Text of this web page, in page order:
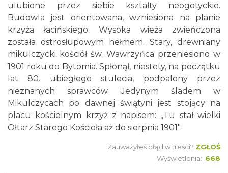
ulubione przez siebie kształty neogotyckie.
Budowla jest orientowana, wzniesiona na planie
krzyża łacińskiego. Wysoka wieża zwieńczona
została ostrosłupowym hełmem. Stary, drewniany
mikulczycki kościół św. Wawrzyńca przeniesiono w
1901 roku do Bytomia. Spłonął, niestety, na początku
lat 80. ubiegłego stulecia, podpalony przez
nieznanych sprawców. Jedynym śladem w
Mikulczycach po dawnej świątyni jest stojący na
placu kościelnym krzyż z napisem: „Tu stał wielki
Ołtarz Starego Kościoła aż do sierpnia 1901".
Zauważyłeś błąd w treści? ZGŁOŚ
Wyświetlenia: 668